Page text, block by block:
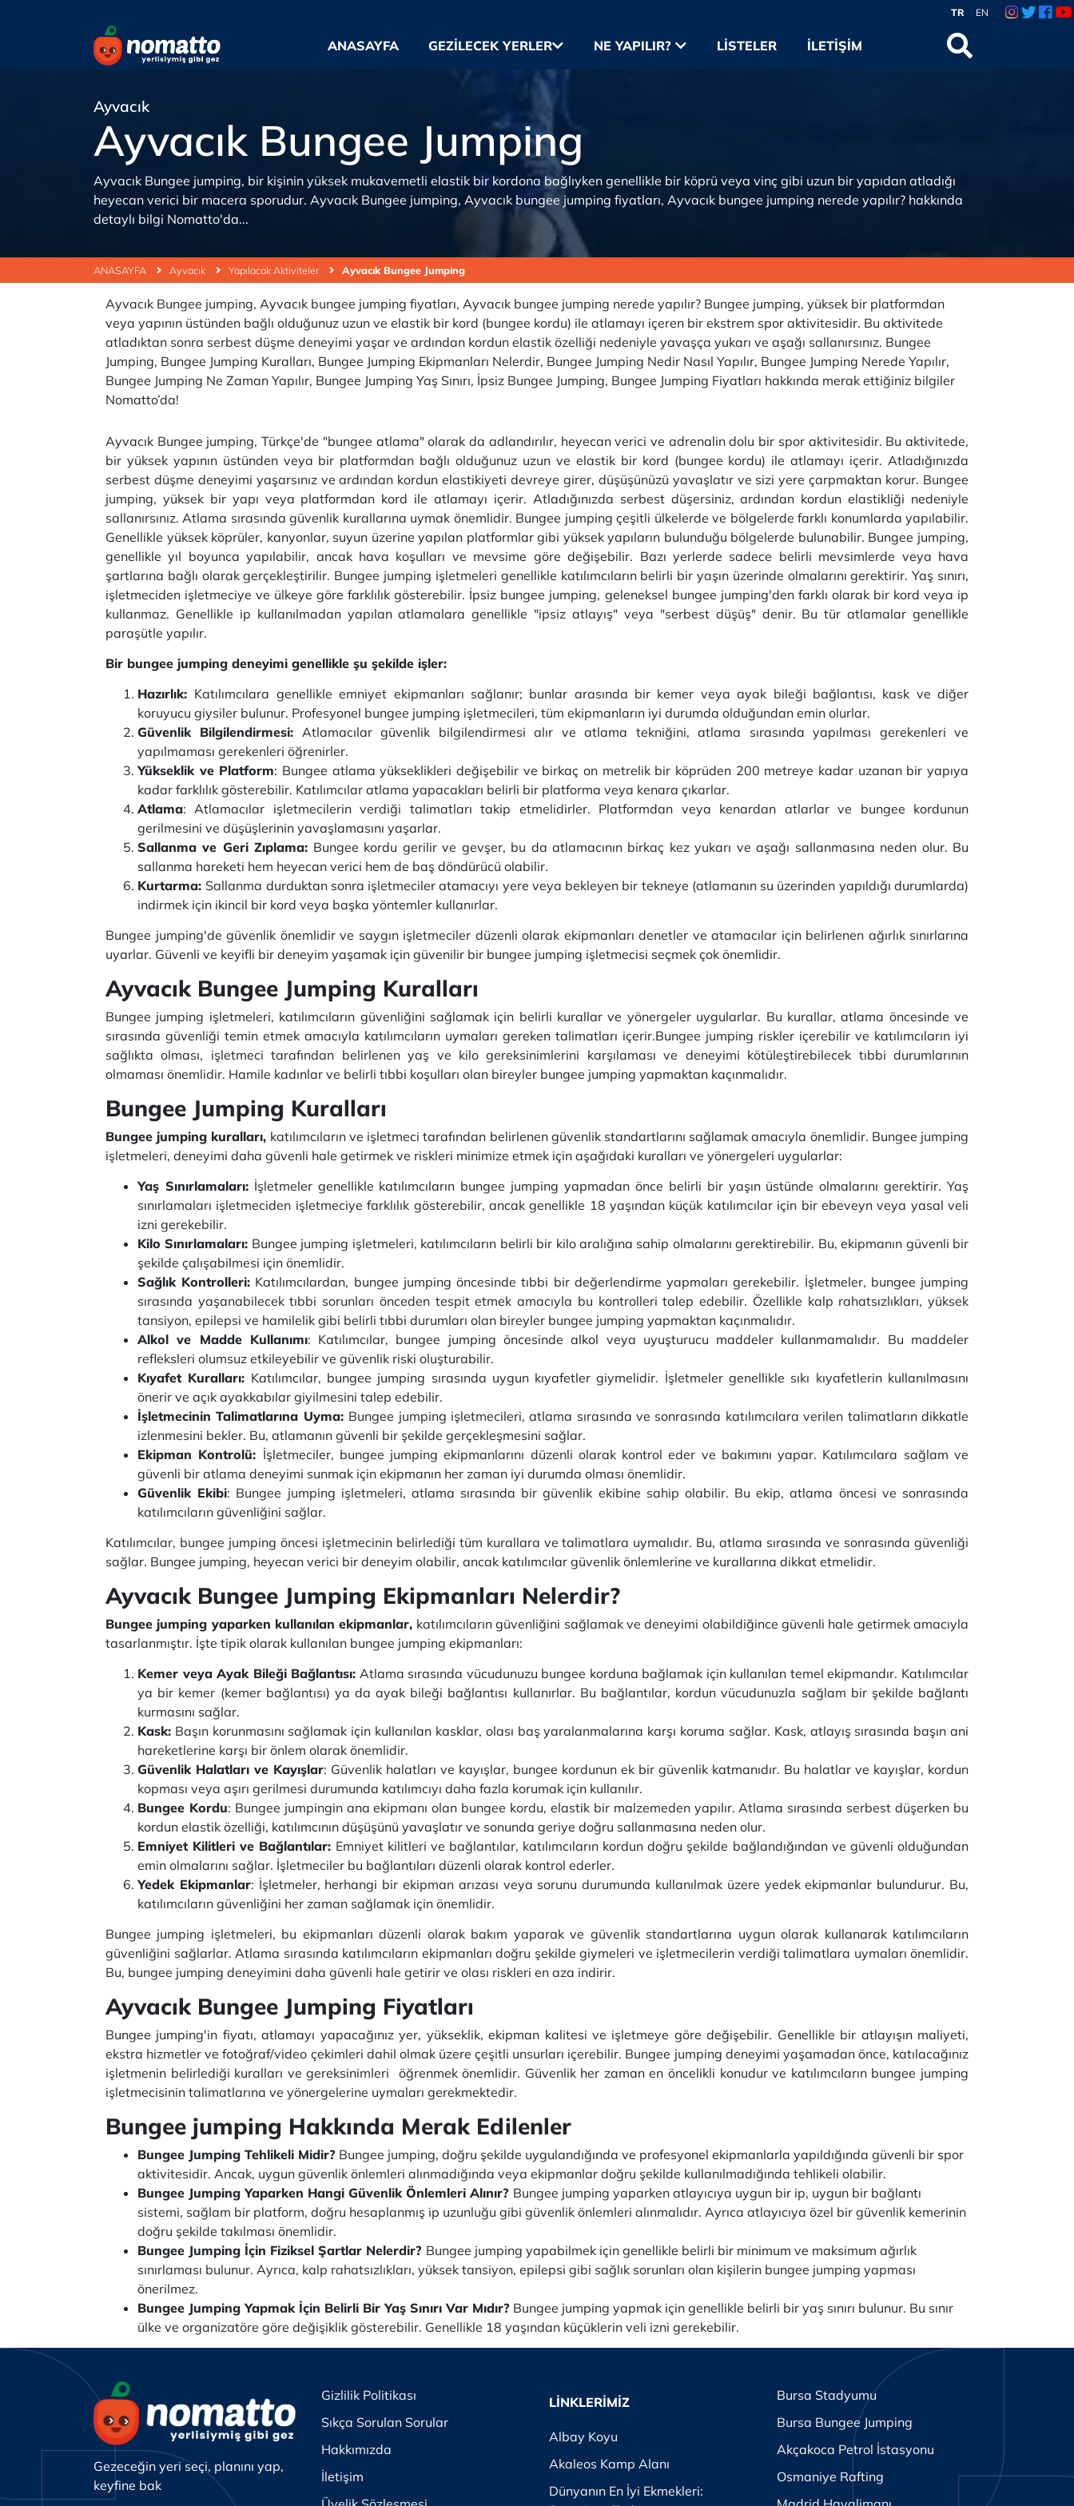
TR EN
ANASAYFA GEZILECEK YERLER NE YAPILIR? LISTELER İLETIŞIM
ANASAYFA Ayvacık Yapılacak Aktiviteler Ayvacık Bungee Jumping
Ayvacık
Ayvacık Bungee Jumping
Ayvacık Bungee jumping, bir kişinin yüksek mukavemetli elastik bir kordona bağlıyken genellikle bir köprü veya vinç gibi uzun bir yapıdan atladığı
heyecan verici bir macera sporudur. Ayvacık Bungee jumping, Ayvacık bungee jumping fiyatları, Ayvacık bungee jumping nerede yapılır? hakkında
detaylı bilgi Nomatto'da...
Ayvacık Bungee jumping, Ayvacık bungee jumping fiyatları, Ayvacık bungee jumping nerede yapılır? Bungee jumping, yüksek bir platformdan
veya yapının üstünden bağlı olduğunuz uzun ve elastik bir kord (bungee kordu) ile atlamayı içeren bir ekstrem spor aktivitesidir. Bu aktivitede
atladıktan sonra serbest düşme deneyimi yaşar ve ardından kordun elastik özelliği nedeniyle yavaşça yukarı ve aşağı sallanırsınız. Bungee
Jumping, Bungee Jumping Kuralları, Bungee Jumping Ekipmanları Nelerdir, Bungee Jumping Nedir Nasıl Yapılır, Bungee Jumping Nerede Yapılır,
Bungee Jumping Ne Zaman Yapılır, Bungee Jumping Yaş Sınırı, İpsiz Bungee Jumping, Bungee Jumping Fiyatları hakkında merak ettiğiniz bilgiler
Nomatto’da!
Ayvacık Bungee jumping, Türkçe'de "bungee atlama" olarak da adlandırılır, heyecan verici ve adrenalin dolu bir spor aktivitesidir. Bu aktivitede,
bir yüksek yapının üstünden veya bir platformdan bağlı olduğunuz uzun ve elastik bir kord (bungee kordu) ile atlamayı içerir. Atladığınızda
serbest düşme deneyimi yaşarsınız ve ardından kordun elastikiyeti devreye girer, düşüşünüzü yavaşlatır ve sizi yere çarpmaktan korur. Bungee
jumping, yüksek bir yapı veya platformdan kord ile atlamayı içerir. Atladığınızda serbest düşersiniz, ardından kordun elastikliği nedeniyle
sallanırsınız. Atlama sırasında güvenlik kurallarına uymak önemlidir. Bungee jumping çeşitli ülkelerde ve bölgelerde farklı konumlarda yapılabilir.
Genellikle yüksek köprüler, kanyonlar, suyun üzerine yapılan platformlar gibi yüksek yapıların bulunduğu bölgelerde bulunabilir. Bungee jumping,
genellikle yıl boyunca yapılabilir, ancak hava koşulları ve mevsime göre değişebilir. Bazı yerlerde sadece belirli mevsimlerde veya hava
şartlarına bağlı olarak gerçekleştirilir. Bungee jumping işletmeleri genellikle katılımcıların belirli bir yaşın üzerinde olmalarını gerektirir. Yaş sınırı,
işletmeciden işletmeciye ve ülkeye göre farklılık gösterebilir. İpsiz bungee jumping, geleneksel bungee jumping'den farklı olarak bir kord veya ip
kullanmaz. Genellikle ip kullanılmadan yapılan atlamalara genellikle "ipsiz atlayış" veya "serbest düşüş" denir. Bu tür atlamalar genellikle
paraşütle yapılır.
Bir bungee jumping deneyimi genellikle şu şekilde işler:
Hazırlık: Katılımcılara genellikle emniyet ekipmanları sağlanır; bunlar arasında bir kemer veya ayak bileği bağlantısı, kask ve diğer
koruyucu giysiler bulunur. Profesyonel bungee jumping işletmecileri, tüm ekipmanların iyi durumda olduğundan emin olurlar.
Güvenlik Bilgilendirmesi: Atlamacılar güvenlik bilgilendirmesi alır ve atlama tekniğini, atlama sırasında yapılması gerekenleri ve
yapılmaması gerekenleri öğrenirler.
Yükseklik ve Platform: Bungee atlama yükseklikleri değişebilir ve birkaç on metrelik bir köprüden 200 metreye kadar uzanan bir yapıya
kadar farklılık gösterebilir. Katılımcılar atlama yapacakları belirli bir platforma veya kenara çıkarlar.
Atlama: Atlamacılar işletmecilerin verdiği talimatları takip etmelidirler. Platformdan veya kenardan atlarlar ve bungee kordunun
gerilmesini ve düşüşlerinin yavaşlamasını yaşarlar.
Sallanma ve Geri Zıplama: Bungee kordu gerilir ve gevşer, bu da atlamacının birkaç kez yukarı ve aşağı sallanmasına neden olur. Bu
sallanma hareketi hem heyecan verici hem de baş döndürücü olabilir.
Kurtarma: Sallanma durduktan sonra işletmeciler atamacıyı yere veya bekleyen bir tekneye (atlamanın su üzerinden yapıldığı durumlarda)
indirmek için ikincil bir kord veya başka yöntemler kullanırlar.
Bungee jumping'de güvenlik önemlidir ve saygın işletmeciler düzenli olarak ekipmanları denetler ve atamacılar için belirlenen ağırlık sınırlarına
uyarlar. Güvenli ve keyifli bir deneyim yaşamak için güvenilir bir bungee jumping işletmecisi seçmek çok önemlidir.
Ayvacık Bungee Jumping Kuralları
Bungee jumping işletmeleri, katılımcıların güvenliğini sağlamak için belirli kurallar ve yönergeler uygularlar. Bu kurallar, atlama öncesinde ve
sırasında güvenliği temin etmek amacıyla katılımcıların uymaları gereken talimatları içerir.Bungee jumping riskler içerebilir ve katılımcıların iyi
sağlıkta olması, işletmeci tarafından belirlenen yaş ve kilo gereksinimlerini karşılaması ve deneyimi kötüleştirebilecek tıbbi durumlarının
olmaması önemlidir. Hamile kadınlar ve belirli tıbbi koşulları olan bireyler bungee jumping yapmaktan kaçınmalıdır.
Bungee Jumping Kuralları
Bungee jumping kuralları, katılımcıların ve işletmeci tarafından belirlenen güvenlik standartlarını sağlamak amacıyla önemlidir. Bungee jumping
işletmeleri, deneyimi daha güvenli hale getirmek ve riskleri minimize etmek için aşağıdaki kuralları ve yönergeleri uygularlar:
Yaş Sınırlamaları:İşletmeler genellikle katılımcıların bungee jumping yapmadan önce belirli bir yaşın üstünde olmalarını gerektirir. Yaş
sınırlamaları işletmeciden işletmeciye farklılık gösterebilir, ancak genellikle 18 yaşından küçük katılımcılar için bir ebeveyn veya yasal veli
izni gerekebilir.
Kilo Sınırlamaları: Bungee jumping işletmeleri, katılımcıların belirli bir kilo aralığına sahip olmalarını gerektirebilir. Bu, ekipmanın güvenli bir
şekilde çalışabilmesi için önemlidir.
Sağlık Kontrolleri: Katılımcılardan, bungee jumping öncesinde tıbbi bir değerlendirme yapmaları gerekebilir. İşletmeler, bungee jumping
sırasında yaşanabilecek tıbbi sorunları önceden tespit etmek amacıyla bu kontrolleri talep edebilir. Özellikle kalp rahatsızlıkları, yüksek
tansiyon, epilepsi ve hamilelik gibi belirli tıbbi durumları olan bireyler bungee jumping yapmaktan kaçınmalıdır.
Alkol ve Madde Kullanımı: Katılımcılar, bungee jumping öncesinde alkol veya uyuşturucu maddeler kullanmamalıdır. Bu maddeler
refleksleri olumsuz etkileyebilir ve güvenlik riski oluşturabilir.
Kıyafet Kuralları: Katılımcılar, bungee jumping sırasında uygun kıyafetler giymelidir. İşletmeler genellikle sıkı kıyafetlerin kullanılmasını
önerir ve açık ayakkabılar giyilmesini talep edebilir.
İşletmecinin Talimatlarına Uyma: Bungee jumping işletmecileri, atlama sırasında ve sonrasında katılımcılara verilen talimatların dikkatle
izlenmesini bekler. Bu, atlamanın güvenli bir şekilde gerçekleşmesini sağlar.
Ekipman Kontrolü: İşletmeciler, bungee jumping ekipmanlarını düzenli olarak kontrol eder ve bakımını yapar. Katılımcılara sağlam ve
güvenli bir atlama deneyimi sunmak için ekipmanın her zaman iyi durumda olması önemlidir.
Güvenlik Ekibi: Bungee jumping işletmeleri, atlama sırasında bir güvenlik ekibine sahip olabilir. Bu ekip, atlama öncesi ve sonrasında
katılımcıların güvenliğini sağlar.
Katılımcılar, bungee jumping öncesi işletmecinin belirlediği tüm kurallara ve talimatlara uymalıdır. Bu, atlama sırasında ve sonrasında güvenliği
sağlar. Bungee jumping, heyecan verici bir deneyim olabilir, ancak katılımcılar güvenlik önlemlerine ve kurallarına dikkat etmelidir.
Ayvacık Bungee Jumping Ekipmanları Nelerdir?
Bungee jumping yaparken kullanılan ekipmanlar, katılımcıların güvenliğini sağlamak ve deneyimi olabildiğince güvenli hale getirmek amacıyla
tasarlanmıştır. İşte tipik olarak kullanılan bungee jumping ekipmanları:
Kemer veya Ayak Bileği Bağlantısı: Atlama sırasında vücudunuzu bungee korduna bağlamak için kullanılan temel ekipmandır. Katılımcılar
ya bir kemer (kemer bağlantısı) ya da ayak bileği bağlantısı kullanırlar. Bu bağlantılar, kordun vücudunuzla sağlam bir şekilde bağlantı
kurmasını sağlar.
Kask: Başın korunmasını sağlamak için kullanılan kasklar, olası baş yaralanmalarına karşı koruma sağlar. Kask, atlayış sırasında başın ani
hareketlerine karşı bir önlem olarak önemlidir.
Güvenlik Halatları ve Kayışlar: Güvenlik halatları ve kayışlar, bungee kordunun ek bir güvenlik katmanıdır. Bu halatlar ve kayışlar, kordun
kopması veya aşırı gerilmesi durumunda katılımcıyı daha fazla korumak için kullanılır.
Bungee Kordu: Bungee jumpingin ana ekipmanı olan bungee kordu, elastik bir malzemeden yapılır. Atlama sırasında serbest düşerken bu
kordun elastik özelliği, katılımcının düşüşünü yavaşlatır ve sonunda geriye doğru sallanmasına neden olur.
Emniyet Kilitleri ve Bağlantılar: Emniyet kilitleri ve bağlantılar, katılımcıların kordun doğru şekilde bağlandığından ve güvenli olduğundan
emin olmalarını sağlar. İşletmeciler bu bağlantıları düzenli olarak kontrol ederler.
Yedek Ekipmanlar: İşletmeler, herhangi bir ekipman arızası veya sorunu durumunda kullanılmak üzere yedek ekipmanlar bulundurur. Bu,
katılımcıların güvenliğini her zaman sağlamak için önemlidir.
Bungee jumping işletmeleri, bu ekipmanları düzenli olarak bakım yaparak ve güvenlik standartlarına uygun olarak kullanarak katılımcıların
güvenliğini sağlarlar. Atlama sırasında katılımcıların ekipmanları doğru şekilde giymeleri ve işletmecilerin verdiği talimatlara uymaları önemlidir.
Bu, bungee jumping deneyimini daha güvenli hale getirir ve olası riskleri en aza indirir.
Ayvacık Bungee Jumping Fiyatları
Bungee jumping'in fiyatı, atlamayı yapacağınız yer, yükseklik, ekipman kalitesi ve işletmeye göre değişebilir. Genellikle bir atlayışın maliyeti,
ekstra hizmetler ve fotoğraf/video çekimleri dahil olmak üzere çeşitli unsurları içerebilir. Bungee jumping deneyimi yaşamadan önce, katılacağınız
işletmenin belirlediği kuralları ve gereksinimleri öğrenmek önemlidir. Güvenlik her zaman en öncelikli konudur ve katılımcıların bungee jumping
işletmecisinin talimatlarına ve yönergelerine uymaları gerekmektedir.
Bungee jumping Hakkında Merak Edilenler
Bungee Jumping Tehlikeli Midir? Bungee jumping, doğru şekilde uygulandığında ve profesyonel ekipmanlarla yapıldığında güvenli bir spor
aktivitesidir. Ancak, uygun güvenlik önlemleri alınmadığında veya ekipmanlar doğru şekilde kullanılmadığında tehlikeli olabilir.
Bungee Jumping Yaparken Hangi Güvenlik Önlemleri Alınır? Bungee jumping yaparken atlayıcıya uygun bir ip, uygun bir bağlantı
sistemi, sağlam bir platform, doğru hesaplanmış ip uzunluğu gibi güvenlik önlemleri alınmalıdır. Ayrıca atlayıcıya özel bir güvenlik kemerinin
doğru şekilde takılması önemlidir.
Bungee Jumping İçin Fiziksel Şartlar Nelerdir? Bungee jumping yapabilmek için genellikle belirli bir minimum ve maksimum ağırlık
sınırlaması bulunur. Ayrıca, kalp rahatsızlıkları, yüksek tansiyon, epilepsi gibi sağlık sorunları olan kişilerin bungee jumping yapması
önerilmez.
Bungee Jumping Yapmak İçin Belirli Bir Yaş Sınırı Var Mıdır? Bungee jumping yapmak için genellikle belirli bir yaş sınırı bulunur. Bu sınır
ülke ve organizatöre göre değişiklik gösterebilir. Genellikle 18 yaşından küçüklerin veli izni gerekebilir.
Gezeceğin yeri seçi, planını yap,
keyfine bak
Gizlilik Politikası
Sıkça Sorulan Sorular
Hakkımızda
İletişim
LİNKLERİMİZ
Albay Koyu
Akaleos Kamp Alanı
Dünyanın En İyi Ekmekleri:
Bursa Stadyumu
Bursa Bungee Jumping
Akçakoca Petrol İstasyonu
Osmaniye Rafting